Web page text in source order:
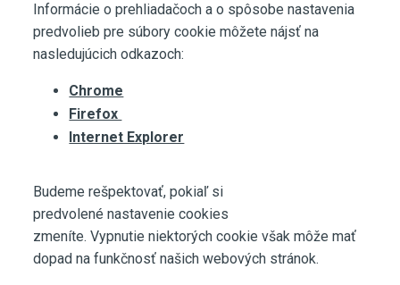
Informácie o prehliadačoch a o spôsobe nastavenia
predvolieb pre súbory cookie môžete nájsť na
nasledujúcich odkazoch:
Chrome
Firefox
Internet Explorer
Budeme rešpektovať, pokiaľ si
predvolené nastavenie cookies
zmeníte. Vypnutie niektorých cookie však môže mať
dopad na funkčnosť našich webových stránok.